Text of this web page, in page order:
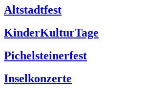
Altstadtfest
KinderKulturTage
Pichelsteinerfest
Inselkonzerte